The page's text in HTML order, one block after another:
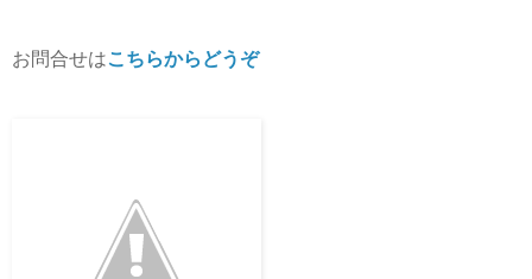
お問合せはこちらからどうぞ